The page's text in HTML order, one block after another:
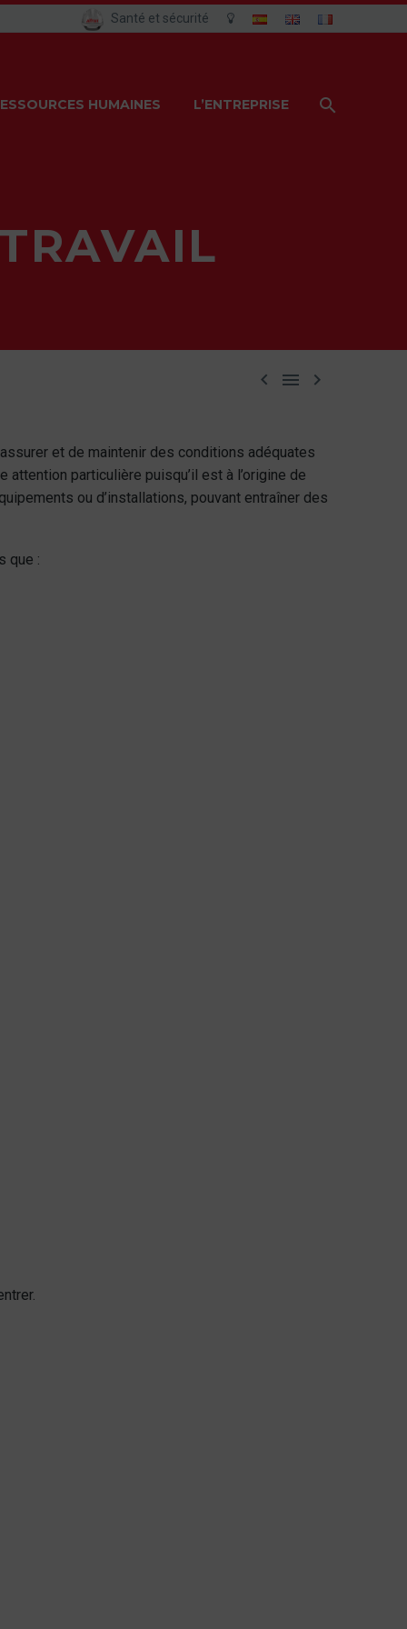
Santé et sécurité
HUMAINES L’ENTREPRISE
  
et de maintenir des conditions adéquates
particulière puisqu’il est à l’origine de
ou d’installations, pouvant entraîner des
que :